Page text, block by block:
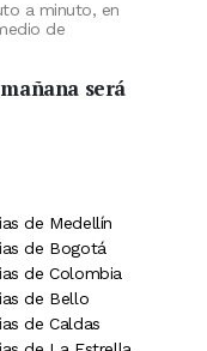
a minuto, en
de
será
de Medellín
de Bogotá
de Colombia
de Bello
de Caldas